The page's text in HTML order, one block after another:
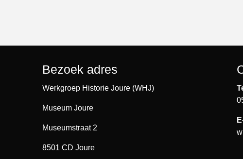
Bezoek adres
Werkgroep Historie Joure (WHJ)
Museum Joure
Museumstraat 2
8501 CD Joure